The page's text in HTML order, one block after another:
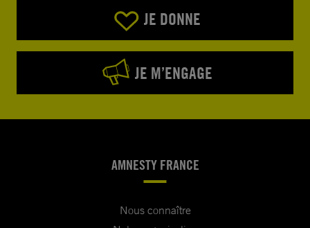
JE DONNE
JE M’ENGAGE
AMNESTY FRANCE
Nous connaître